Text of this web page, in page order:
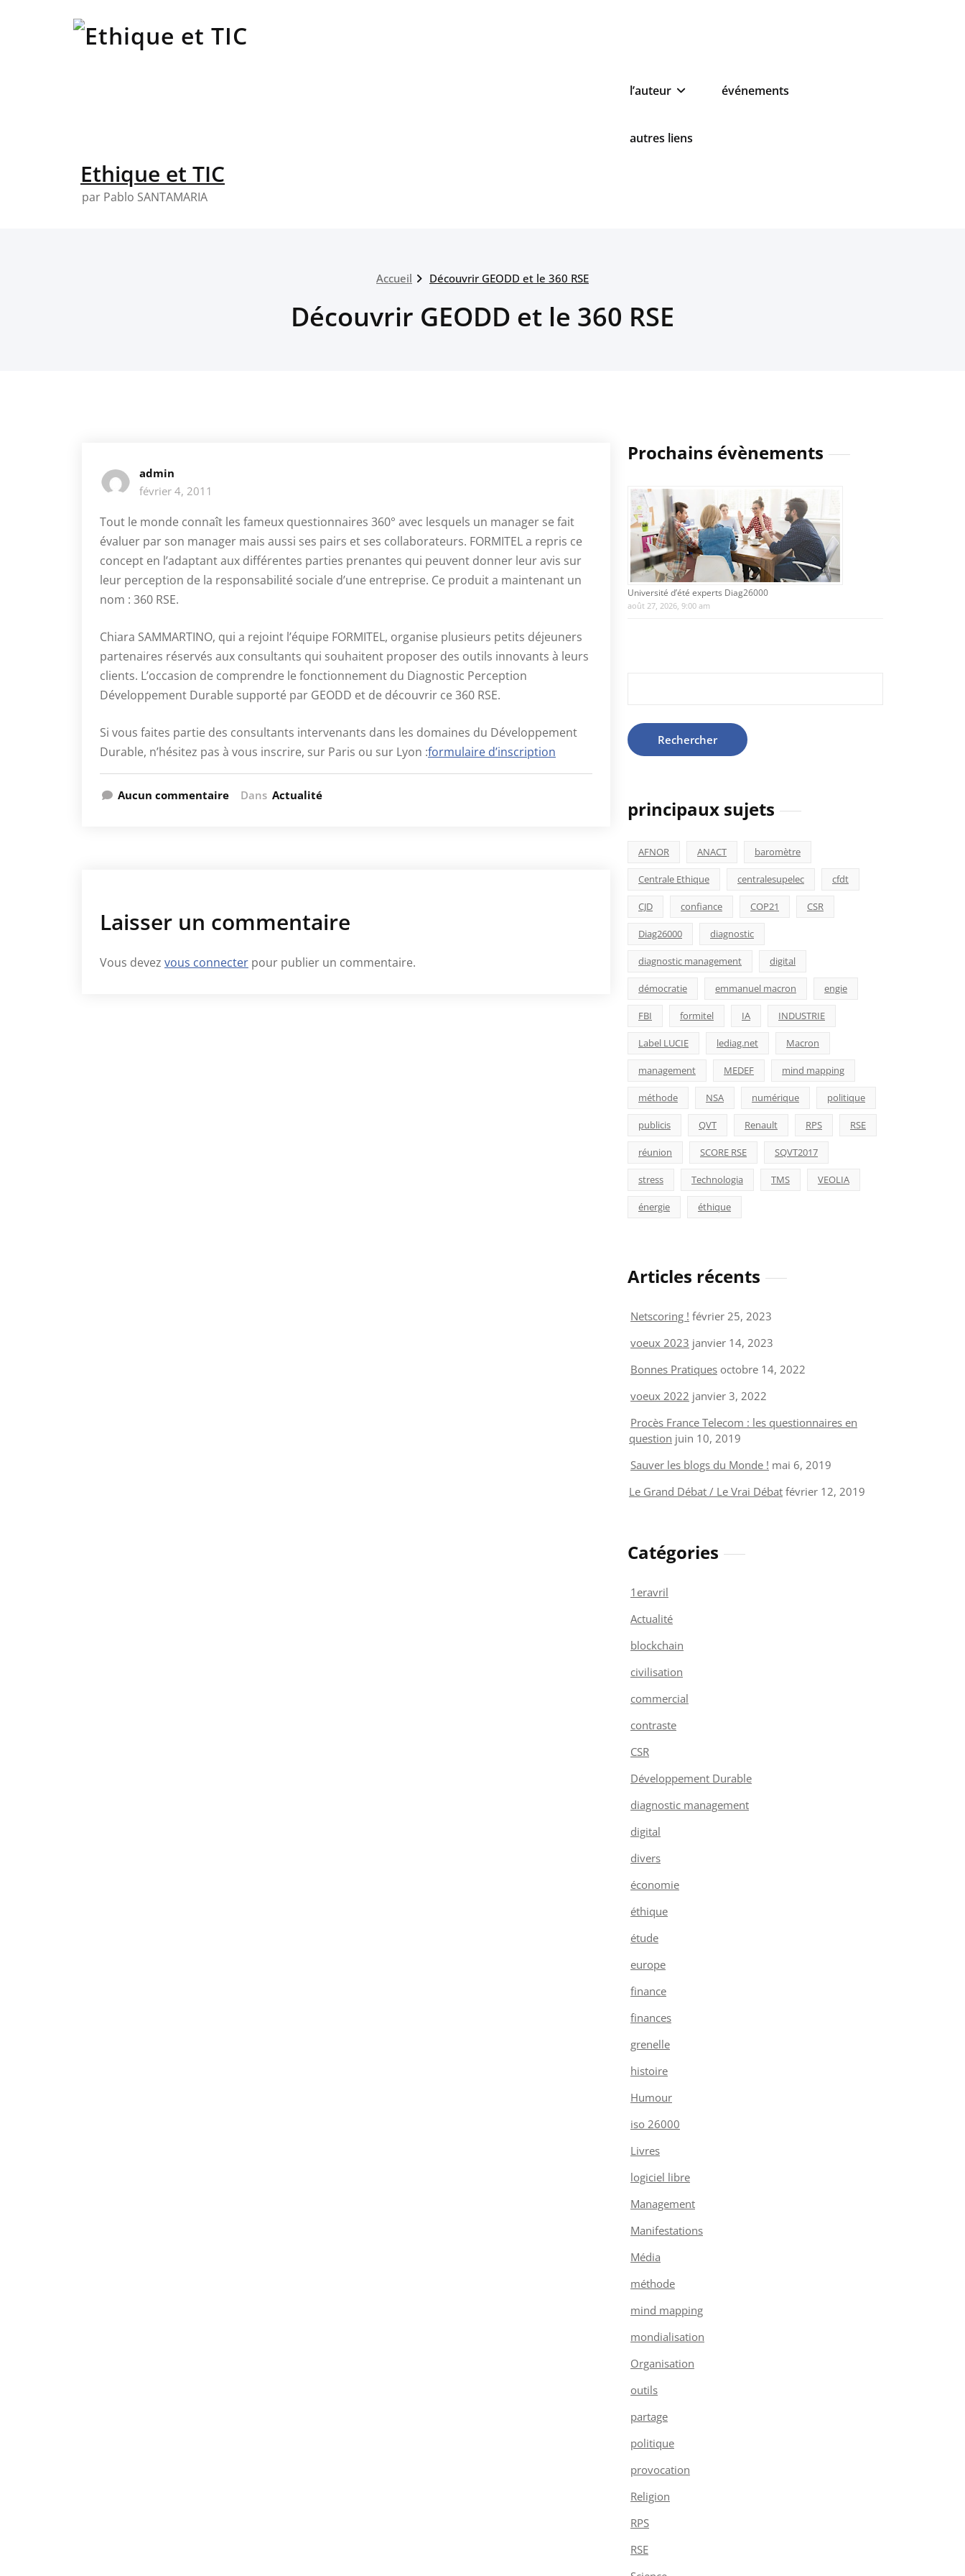
Ethique et TIC
par Pablo SANTAMARIA
l’auteur événements
autres liens
Accueil Découvrir GEODD et le 360 RSE
Découvrir GEODD et le 360 RSE
admin
février 4, 2011
Tout le monde connaît les fameux questionnaires 360° avec lesquels un manager se fait
évaluer par son manager mais aussi ses pairs et ses collaborateurs. FORMITEL a repris ce
concept en l’adaptant aux différentes parties prenantes qui peuvent donner leur avis sur
leur perception de la responsabilité sociale d’une entreprise. Ce produit a maintenant un
nom : 360 RSE.
Chiara SAMMARTINO, qui a rejoint l’équipe FORMITEL, organise plusieurs petits déjeuners
partenaires réservés aux consultants qui souhaitent proposer des outils innovants à leurs
clients. L’occasion de comprendre le fonctionnement du Diagnostic Perception
Développement Durable supporté par GEODD et de découvrir ce 360 RSE.
Si vous faites partie des consultants intervenants dans les domaines du Développement
Durable, n’hésitez pas à vous inscrire, sur Paris ou sur Lyon :formulaire d’inscription
Aucun commentaire Dans Actualité
Laisser un commentaire
Vous devez vous connecter pour publier un commentaire.
Prochains évènements
Université d’été experts Diag26000
août 27, 2026, 9:00 am
principaux sujets
AFNOR ANACT baromètre
Centrale Ethique centralesupelec cfdt
CJD confiance COP21 CSR
Diag26000 diagnostic
diagnostic management digital
démocratie emmanuel macron engie
FBI formitel IA INDUSTRIE
Label LUCIE lediag.net Macron
management MEDEF mind mapping
méthode NSA numérique politique
publicis QVT Renault RPS RSE
réunion SCORE RSE SQVT2017
stress Technologia TMS VEOLIA
énergie éthique
Articles récents
Netscoring ! février 25, 2023
voeux 2023 janvier 14, 2023
Bonnes Pratiques octobre 14, 2022
voeux 2022 janvier 3, 2022
Procès France Telecom : les questionnaires en
question juin 10, 2019
Sauver les blogs du Monde ! mai 6, 2019
Le Grand Débat / Le Vrai Débat février 12, 2019
Catégories
1eravril
Actualité
blockchain
civilisation
commercial
contraste
CSR
Développement Durable
diagnostic management
digital
divers
économie
éthique
étude
europe
finance
finances
grenelle
histoire
Humour
iso 26000
Livres
logiciel libre
Management
Manifestations
Média
méthode
mind mapping
mondialisation
Organisation
outils
partage
politique
provocation
Religion
RPS
RSE